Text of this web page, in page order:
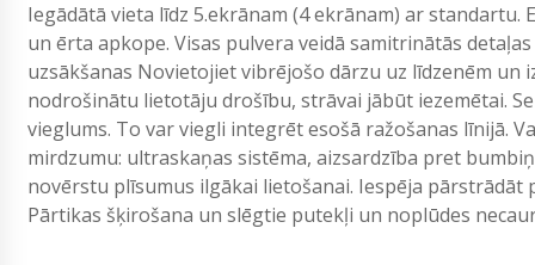
Iegādātā vieta līdz 5.ekrānam (4 ekrānam) ar standartu.
un ērta apkope. Visas pulvera veidā samitrinātās
uzsākšanas Novietojiet vibrējošo dārzu uz līdzenēm un
nodrošinātu lietotāju drošību, strāvai jābūt iezemētai.
vieglums. To var viegli integrēt esošā ražošanas līnijā.
mirdzumu: ultraskaņas sistēma, aizsardzība pret
novērstu plīsumus ilgākai lietošanai. Iespēja
Pārtikas šķirošana un slēgtie putekļi un noplūdes